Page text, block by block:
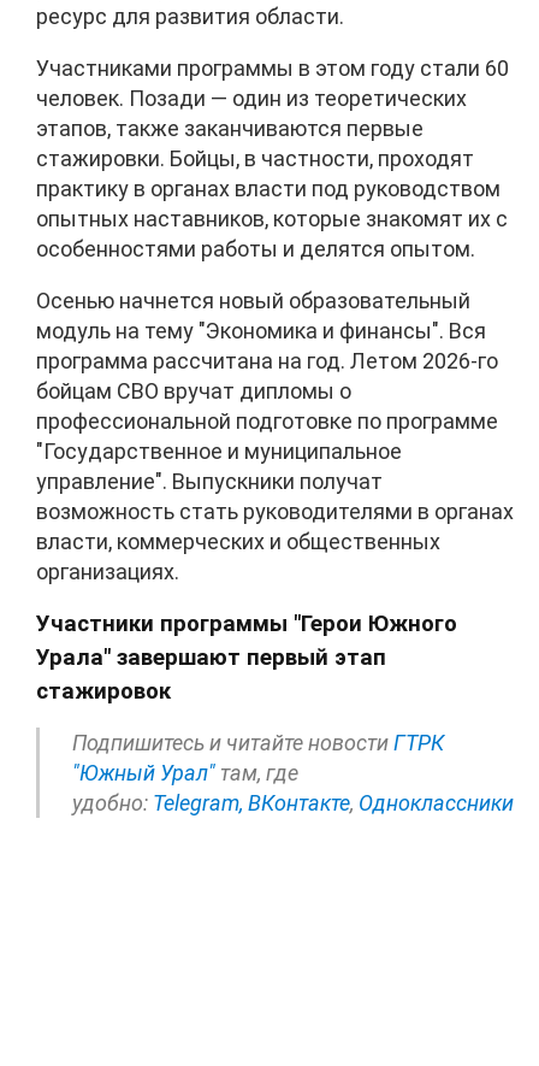
ресурс для развития области.
Участниками программы в этом году стали 60
человек. Позади — один из теоретических
этапов, также заканчиваются первые
стажировки. Бойцы, в частности, проходят
практику в органах власти под руководством
опытных наставников, которые знакомят их с
особенностями работы и делятся опытом.
Осенью начнется новый образовательный
модуль на тему "Экономика и финансы". Вся
программа рассчитана на год. Летом 2026-го
бойцам СВО вручат дипломы о
профессиональной подготовке по программе
"Государственное и муниципальное
управление". Выпускники получат
возможность стать руководителями в органах
власти, коммерческих и общественных
организациях.
Участники программы "Герои Южного
Урала" завершают первый этап
стажировок
Подпишитесь и читайте новостиГТРК
"Южный Урал" там, где
удобно: Telegram, ВКонтакте, Одноклассники